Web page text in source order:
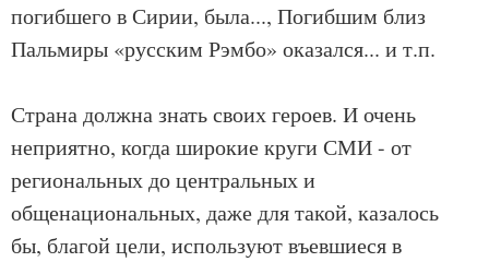
погибшего в Сирии, была..., Погибшим близ
Пальмиры «русским Рэмбо» оказался... и т.п.
Страна должна знать своих героев. И очень
неприятно, когда широкие круги СМИ - от
региональных до центральных и
общенациональных, даже для такой, казалось
бы, благой цели, используют въевшиеся в